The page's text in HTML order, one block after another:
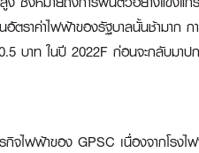
ตราค่าไฟฟ้าของรัฐบาลนั้นช้ามาก
บาท ในปี 2022F ก่อนจะกลับมา
จไฟฟ้าของ GPSC เนื่องจากโรง